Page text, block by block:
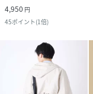
4,950 円
45ポイント(1倍)